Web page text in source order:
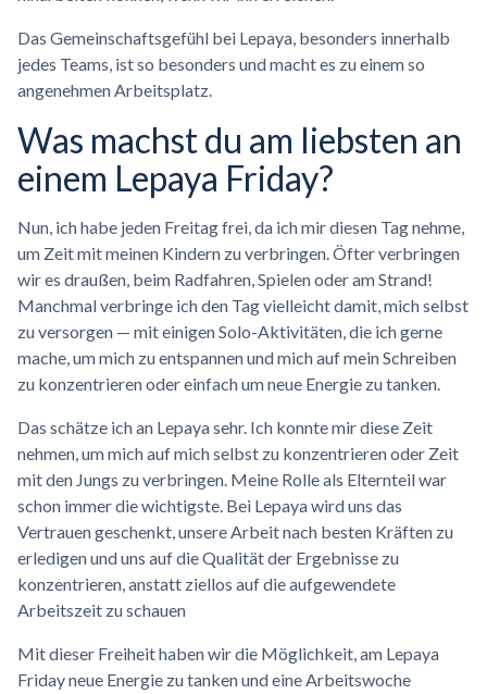
Das Gemeinschaftsgefühl bei Lepaya, besonders innerhalb
jedes Teams, ist so besonders und macht es zu einem so
angenehmen Arbeitsplatz.
Was machst du am liebsten an
einem Lepaya Friday?
Nun, ich habe jeden Freitag frei, da ich mir diesen Tag nehme,
um Zeit mit meinen Kindern zu verbringen. Öfter verbringen
wir es draußen, beim Radfahren, Spielen oder am Strand!
Manchmal verbringe ich den Tag vielleicht damit, mich selbst
zu versorgen — mit einigen Solo-Aktivitäten, die ich gerne
mache, um mich zu entspannen und mich auf mein Schreiben
zu konzentrieren oder einfach um neue Energie zu tanken.
Das schätze ich an Lepaya sehr. Ich konnte mir diese Zeit
nehmen, um mich auf mich selbst zu konzentrieren oder Zeit
mit den Jungs zu verbringen. Meine Rolle als Elternteil war
schon immer die wichtigste. Bei Lepaya wird uns das
Vertrauen geschenkt, unsere Arbeit nach besten Kräften zu
erledigen und uns auf die Qualität der Ergebnisse zu
konzentrieren, anstatt ziellos auf die aufgewendete
Arbeitszeit zu schauen
Mit dieser Freiheit haben wir die Möglichkeit, am Lepaya
Friday neue Energie zu tanken und eine Arbeitswoche